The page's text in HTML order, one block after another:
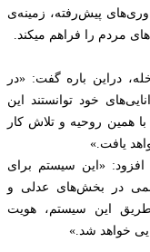
پیش‌رفته، زمینه‌ی
مردم را فراهم میکند.
دراین باره گفت: «در
خود توانستند این
همین روحیه و تلاش کار
یافت.»
افزود: «این سیستم برای
در بخش‌های عدلی و
این سیستم، هویت
خواهد شد.»